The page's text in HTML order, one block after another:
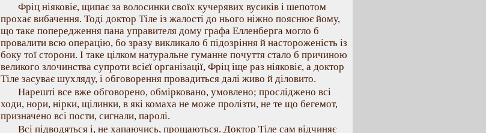
Фріц ніяковіє, щипає за волосинки своїх кучерявих вусиків і шепотом
прохає вибачення. Тоді доктор Тіле із жалості до нього ніжно пояснює йому,
що таке попередження пана управителя дому графа Елленберга могло б
провалити всю операцію, бо зразу викликало б підозріння й настороженість із
боку тої сторони. І таке цілком натуральне гуманне почуття стало б причиною
великого злочинства супроти всієї організації, Фріц іще раз ніяковіє, а доктор
Тіле засуває шухляду, і обговорення провадиться далі живо й діловито.
Нарешті все вже обговорено, обмірковано, умовлено; просліджено всі
ходи, нори, нірки, щілинки, в які комаха не може пролізти, не те що бегемот,
призначено всі пости, сигнали, паролі.
Всі підводяться і, не хапаючись, прощаються. Доктор Тіле сам відчиняє